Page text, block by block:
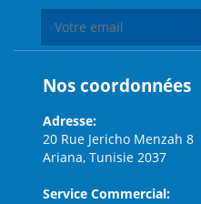
Nos coordonnées
Adresse:
20 Rue Jericho Menzah 8
Ariana, Tunisie 2037
Service Commercial: